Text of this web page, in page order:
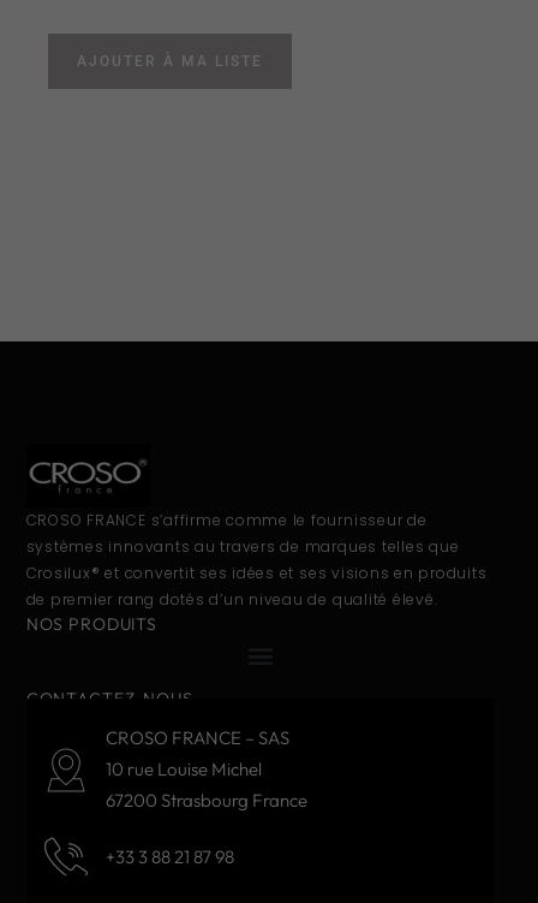
AJOUTER À MA LISTE
CROSO FRANCE s’affirme comme le fournisseur de
systèmes innovants au travers de marques telles que
Crosilux® et convertit ses idées et ses visions en produits
de premier rang dotés d’un niveau de qualité élevé.
NOS PRODUITS
CONTACTEZ-NOUS
CROSO FRANCE – SAS
10 rue Louise Michel
67200 Strasbourg France
+33 3 88 21 87 98